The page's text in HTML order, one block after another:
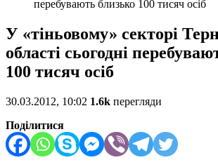
перебувають близько 100 тисяч осіб
У «тіньовому» секторі
області сьогодні
100 тисяч осіб
30.03.2012, 10:02 1.6k перегляди
Поділитися